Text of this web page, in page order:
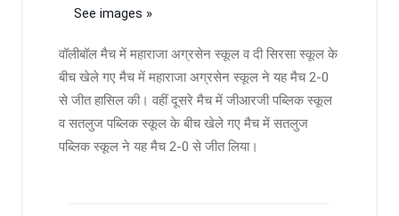
See images »
वॉलीबॉल मैच में महाराजा अग्रसेन स्कूल व दी सिरसा स्कूल के
बीच खेले गए मैच में महाराजा अग्रसेन स्कूल ने यह मैच 2-0
से जीत हासिल की। वहीं दूसरे मैच में जीआरजी पब्लिक स्कूल
व सतलुज पब्लिक स्कूल के बीच खेले गए मैच में सतलुज
पब्लिक स्कूल ने यह मैच 2-0 से जीत लिया।